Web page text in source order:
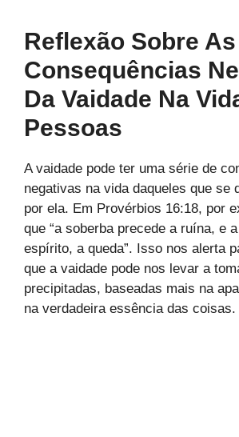
Reflexão Sobre As
Consequências
Da Vaidade Na
Pessoas
A vaidade pode ter uma série de
negativas na vida daqueles que se
por ela. Em Provérbios 16:18, por
que “a soberba precede a ruína, e
espírito, a queda”. Isso nos alerta
que a vaidade pode nos levar a
precipitadas, baseadas mais na
na verdadeira essência das coisas.